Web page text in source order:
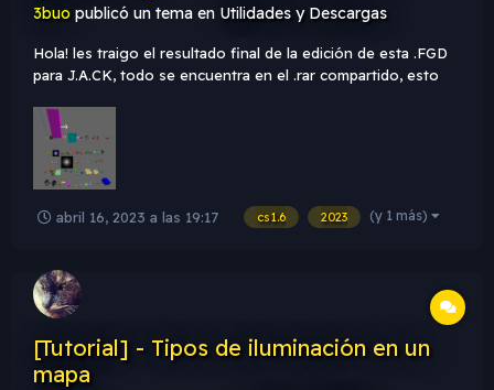
3buo publicó un tema en Utilidades y Descargas
Hola! les traigo el resultado final de la edición de esta .FGD
para J.A.CK, todo se encuentra en el .rar compartido, esto
momento de desarrollar nuestro map. Dejé un "leeme.txt"
con unos links de capturas y como se instala todo para q...
abril 16, 2023 a las 19:17 cs1.6 2023 (y 1 más)
[Tutorial] - Tipos de iluminación en un
mapa